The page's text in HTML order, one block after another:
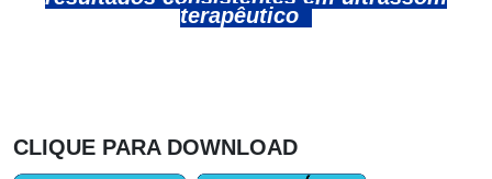
terapêutico
CLIQUE PARA DOWNLOAD